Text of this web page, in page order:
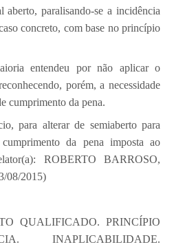
paralisando-se a incidência
concreto, com base no princípio
entendeu por não aplicar o
porém, a necessidade
cumprimento da pena.
para alterar de semiaberto para
da pena imposta ao
ROBERTO BARROSO,
08/2015)
QUALIFICADO. PRINCÍPIO
INAPLICABILIDADE.